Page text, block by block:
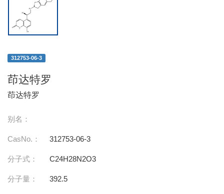
312753-06-3
茚达特罗
茚达特罗
别名：
CasNo.： 312753-06-3
分子式： C24H28N2O3
分子量： 392.5